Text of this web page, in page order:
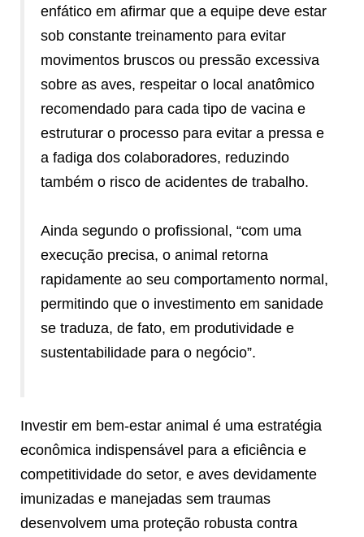
enfático em afirmar que a equipe deve estar
sob constante treinamento para evitar
movimentos bruscos ou pressão excessiva
sobre as aves, respeitar o local anatômico
recomendado para cada tipo de vacina e
estruturar o processo para evitar a pressa e
a fadiga dos colaboradores, reduzindo
também o risco de acidentes de trabalho.
Ainda segundo o profissional, “com uma
execução precisa, o animal retorna
rapidamente ao seu comportamento normal,
permitindo que o investimento em sanidade
se traduza, de fato, em produtividade e
sustentabilidade para o negócio”.
Investir em bem-estar animal é uma estratégia
econômica indispensável para a eficiência e
competitividade do setor, e aves devidamente
imunizadas e manejadas sem traumas
desenvolvem uma proteção robusta contra